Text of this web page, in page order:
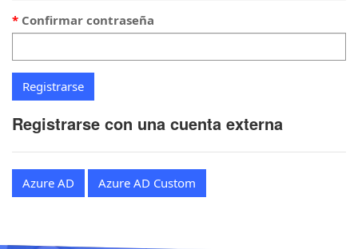
Confirmar contraseña
Registrarse con una cuenta externa
Azure AD Azure AD Custom